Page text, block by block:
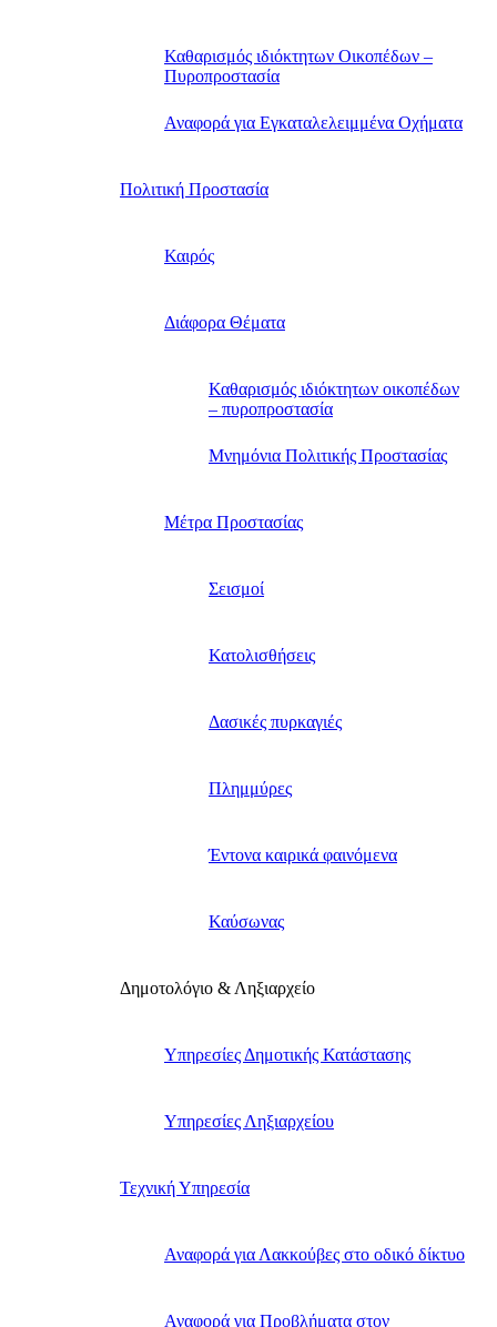
Καθαρισμός ιδιόκτητων Οικοπέδων –
Πυροπροστασία
Αναφορά για Εγκαταλελειμμένα Οχήματα
Πολιτική Προστασία
Καιρός
Διάφορα Θέματα
Καθαρισμός ιδιόκτητων οικοπέδων
– πυροπροστασία
Μνημόνια Πολιτικής Προστασίας
Μέτρα Προστασίας
Σεισμοί
Κατολισθήσεις
Δασικές πυρκαγιές
Πλημμύρες
Έντονα καιρικά φαινόμενα
Καύσωνας
Δημοτολόγιο & Ληξιαρχείο
Υπηρεσίες Δημοτικής Κατάστασης
Υπηρεσίες Ληξιαρχείου
Τεχνική Υπηρεσία
Αναφορά για Λακκούβες στο οδικό δίκτυο
Αναφορά για Προβλήματα στον